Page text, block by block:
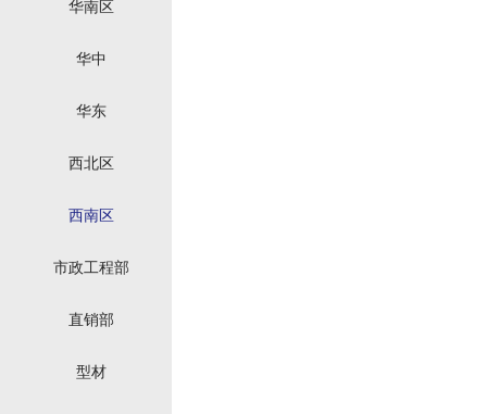
华南区
华中
华东
西北区
西南区
市政工程部
直销部
型材